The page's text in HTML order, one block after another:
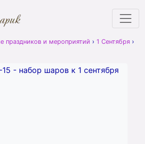
праздников и мероприятий › 1 Сентября ›